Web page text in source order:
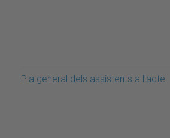
Pla general dels assistents a l'acte